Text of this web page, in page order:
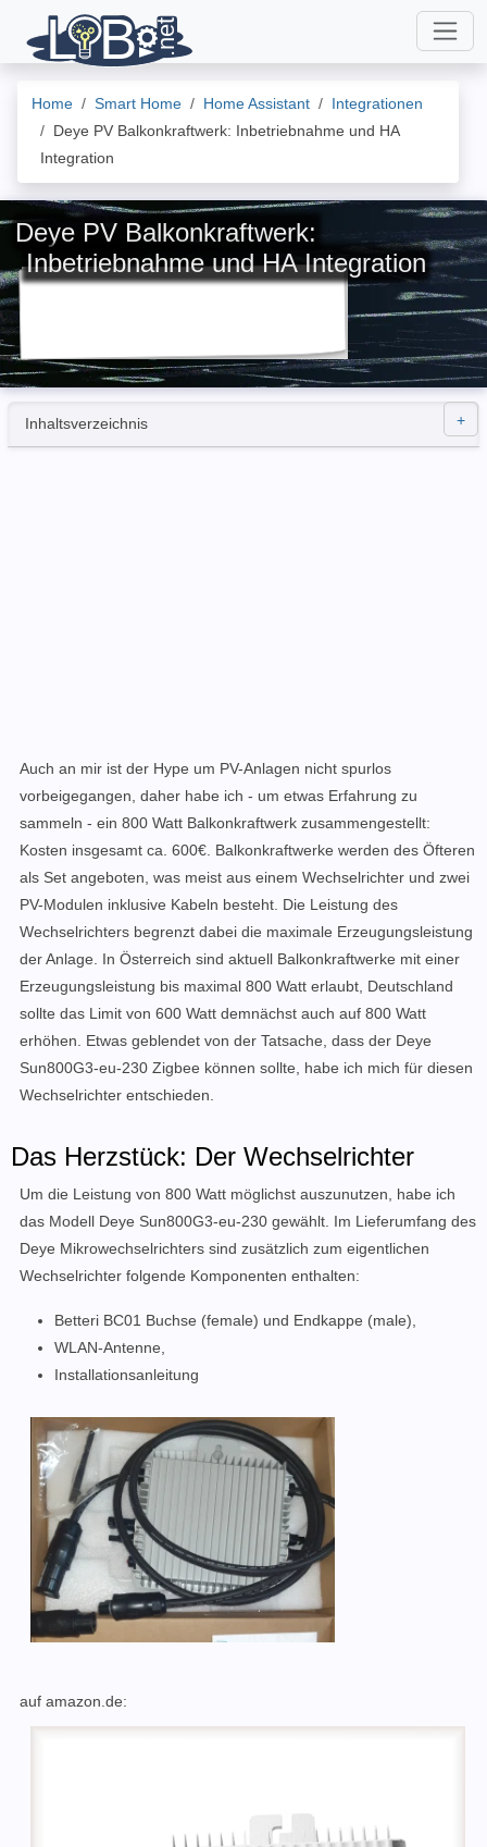
Home Smart Home Home Assistant
Integrationen
Deye PV Balkonkraftwerk: Inbetriebnahme und HA
Integration
Deye PV Balkonkraftwerk:
Inbetriebnahme und HA Integration
Inhaltsverzeichnis
Auch an mir ist der Hype um PV-Anlagen nicht spurlos
vorbeigegangen, daher habe ich - um etwas Erfahrung zu
sammeln - ein 800 Watt Balkonkraftwerk zusammengestellt:
Kosten insgesamt ca. 600€. Balkonkraftwerke werden des Öfteren
als Set angeboten, was meist aus einem Wechselrichter und zwei
PV-Modulen inklusive Kabeln besteht. Die Leistung des
Wechselrichters begrenzt dabei die maximale Erzeugungsleistung
der Anlage. In Österreich sind aktuell Balkonkraftwerke mit einer
Erzeugungsleistung bis maximal 800 Watt erlaubt, Deutschland
sollte das Limit von 600 Watt demnächst auch auf 800 Watt
erhöhen. Etwas geblendet von der Tatsache, dass der Deye
Sun800G3-eu-230 Zigbee können sollte, habe ich mich für diesen
Wechselrichter entschieden.
Das Herzstück: Der Wechselrichter
Um die Leistung von 800 Watt möglichst auszunutzen, habe ich
das Modell Deye Sun800G3-eu-230 gewählt. Im Lieferumfang des
Deye Mikrowechselrichters sind zusätzlich zum eigentlichen
Wechselrichter folgende Komponenten enthalten:
Betteri BC01 Buchse (female) und Endkappe (male),
WLAN-Antenne,
Installationsanleitung
auf amazon.de: